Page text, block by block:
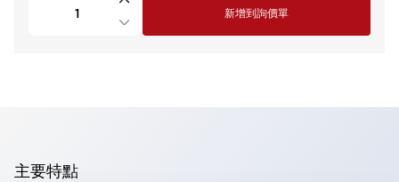
新增到詢價單
主要特點